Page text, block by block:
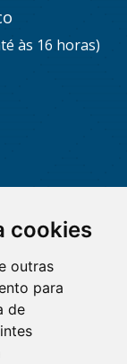
cookies
outras
para
de
às 16 horas)